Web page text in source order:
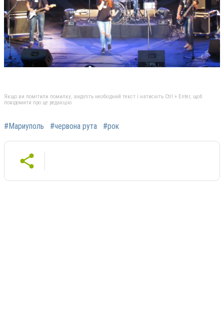
Якщо ви помітили помилку, виділіть необхідний текст і натисніть Ctrl + Enter, щоб
повідомити про це редакцію
#Мариуполь #червона рута #рок